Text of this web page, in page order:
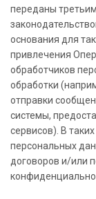
переданы
основания для
привлечения
обработчиков
обработки
отправки
системы,
сервисов). В
персональных
договоров и/или